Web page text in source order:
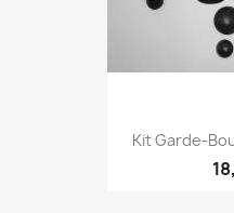
Kit Garde-